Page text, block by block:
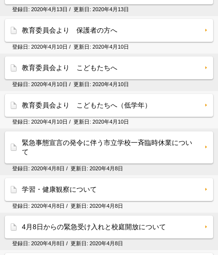
登録日: 2020年4月13日 / 更新日: 2020年4月13日
教育委員会より 保護者の方へ
登録日: 2020年4月10日 / 更新日: 2020年4月10日
教育委員会より こどもたちへ
登録日: 2020年4月10日 / 更新日: 2020年4月10日
教育委員会より こどもたちへ（低学年）
登録日: 2020年4月10日 / 更新日: 2020年4月10日
緊急事態宣言の発令に伴う市立学校一斉臨時休業につい
て
登録日: 2020年4月8日 / 更新日: 2020年4月8日
学習・健康観察について
登録日: 2020年4月8日 / 更新日: 2020年4月8日
4月8日からの緊急受け入れと校庭開放について
登録日: 2020年4月8日 / 更新日: 2020年4月8日